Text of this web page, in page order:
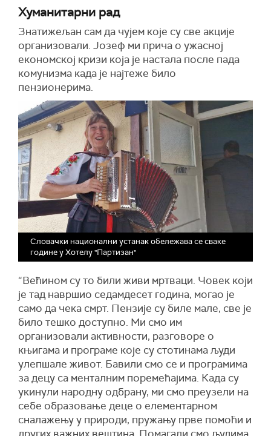
Хуманитарни рад
Знатижељан сам да чујем које су све акције
организовали. Јозеф ми прича о ужасној
економској кризи која је настала после пада
комунизма када је најтеже било
пензионерима.
Словачки национални устанак обележава се сваке
године у Хотелу "Партизан"
“Већином су то били живи мртваци. Човек који
је тад навршио седамдесет година, могао је
само да чека смрт. Пензије су биле мале, све је
било тешко доступно. Ми смо им
организовали активности, разговоре о
књигама и програме које су стотинама људи
улепшале живот. Бавили смо се и програмима
за децу са менталним поремећајима. Када су
укинули народну одбрану, ми смо преузели на
себе образовање деце о елементарном
сналажењу у природи, пружању прве помоћи и